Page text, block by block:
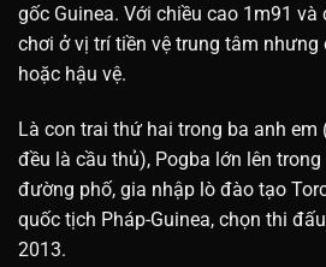
gốc Guinea. Với chiều cao 1m91 và
chơi ở vị trí tiền vệ trung tâm nhưng
hoặc hậu vệ.
Là con trai thứ hai trong ba anh em
đều là cầu thủ), Pogba lớn lên
đường phố, gia nhập lò đào tạo
quốc tịch Pháp-Guinea, chọn thi
2013.